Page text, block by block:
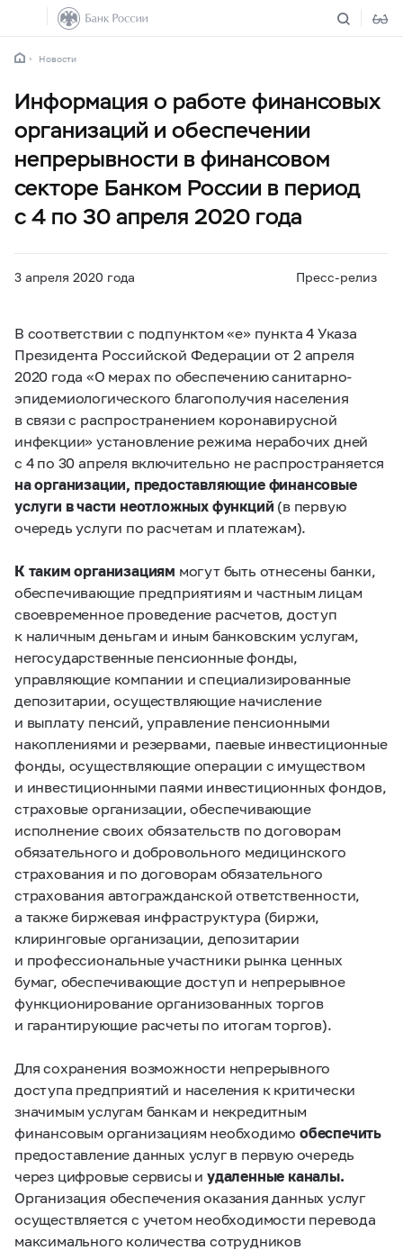
Новости
Информация о работе финансовых
организаций и обеспечении
непрерывности в финансовом
секторе Банком России в период
с 4 по 30 апреля 2020 года
3 апреля 2020 года Пресс-релиз
В соответствии с подпунктом «е» пункта 4 Указа
Президента Российской Федерации от 2 апреля
2020 года «О мерах по обеспечению санитарно-
эпидемиологического благополучия населения
в связи с распространением коронавирусной
инфекции» установление режима нерабочих дней
с 4 по 30 апреля включительно не распространяется
на организации, предоставляющие финансовые
услуги в части неотложных функций (в первую
очередь услуги по расчетам и платежам).
К таким организациям могут быть отнесены банки,
обеспечивающие предприятиям и частным лицам
своевременное проведение расчетов, доступ
к наличным деньгам и иным банковским услугам,
негосударственные пенсионные фонды,
управляющие компании и специализированные
депозитарии, осуществляющие начисление
и выплату пенсий, управление пенсионными
накоплениями и резервами, паевые инвестиционные
фонды, осуществляющие операции с имуществом
и инвестиционными паями инвестиционных фондов,
страховые организации, обеспечивающие
исполнение своих обязательств по договорам
обязательного и добровольного медицинского
страхования и по договорам обязательного
страхования автогражданской ответственности,
а также биржевая инфраструктура (биржи,
клиринговые организации, депозитарии
и профессиональные участники рынка ценных
бумаг, обеспечивающие доступ и непрерывное
функционирование организованных торгов
и гарантирующие расчеты по итогам торгов).
Для сохранения возможности непрерывного
доступа предприятий и населения к критически
значимым услугам банкам и некредитным
финансовым организациям необходимо обеспечить
предоставление данных услуг в первую очередь
через цифровые сервисы иудаленные каналы.
Организация обеспечения оказания данных услуг
осуществляется с учетом необходимости перевода
максимального количества сотрудников